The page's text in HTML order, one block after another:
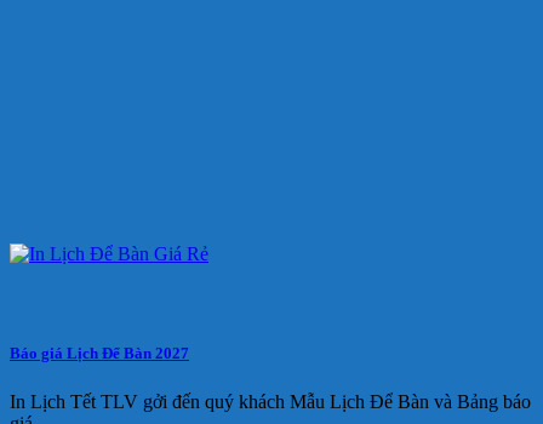
Báo giá Lịch Để Bàn 2027
In Lịch Tết TLV gởi đến quý khách Mẫu Lịch Để Bàn và Bảng báo